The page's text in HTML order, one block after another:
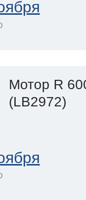
Мотор R
(LB2972)